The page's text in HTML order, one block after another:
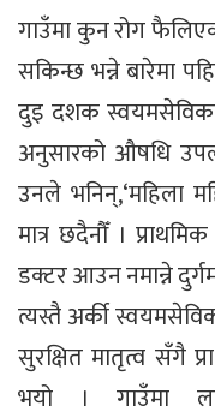
गाउँमा कुन रोग
सकिन्छ भन्ने बारेमा
दुइ दशक
अनुसारको औषधि
उनले भनिन्,‘महिला
मात्र छदैनौँ ।
डक्टर आउन नमान्ने दुर्गम
त्यस्तै अर्की
सुरक्षित मातृत्व सँगै
भयो । गाउँमा